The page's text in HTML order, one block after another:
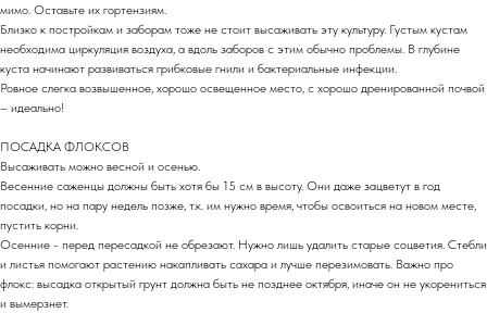
мимо. Оставьте их гортензиям.
Близко к постройкам и заборам тоже не стоит высаживать эту культуру. Густым кустам
необходима циркуляция воздуха, а вдоль заборов с этим обычно проблемы. В глубине
куста начинают развиваться грибковые гнили и бактериальные инфекции.
Ровное слегка возвышенное, хорошо освещенное место, с хорошо дренированной почвой
– идеально!
ПОСАДКА ФЛОКСОВ
Высаживать можно весной и осенью.
Весенние саженцы должны быть хотя бы 15 см в высоту. Они даже зацветут в год
посадки, но на пару недель позже, т.к. им нужно время, чтобы освоиться на новом месте,
пустить корни.
Осенние - перед пересадкой не обрезают. Нужно лишь удалить старые соцветия. Стебли
и листья помогают растению накапливать сахара и лучше перезимовать. Важно про
флокс: высадка открытый грунт должна быть не позднее октября, иначе он не укорениться
и вымерзнет.